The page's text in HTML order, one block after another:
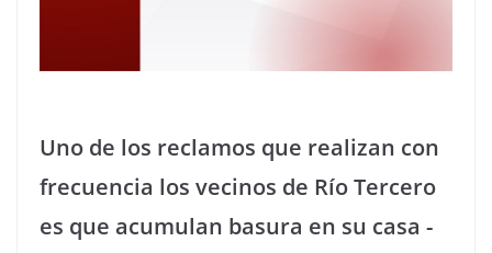
Uno de los reclamos que realizan con
frecuencia los vecinos de Río Tercero
es que acumulan basura en su casa -